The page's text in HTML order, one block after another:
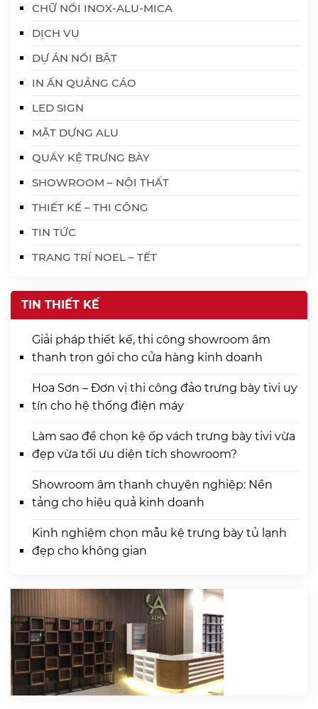
CHỮ NỔI INOX-ALU-MICA
DỊCH VỤ
DỰ ÁN NỔI BẬT
IN ẤN QUẢNG CÁO
LED SIGN
MẶT DỰNG ALU
QUẦY KỆ TRƯNG BÀY
SHOWROOM – NỘI THẤT
THIẾT KẾ – THI CÔNG
TIN TỨC
TRANG TRÍ NOEL – TẾT
TIN THIẾT KẾ
Giải pháp thiết kế, thi công showroom âm
thanh trọn gói cho cửa hàng kinh doanh
Hoa Sơn – Đơn vị thi công đảo trưng bày tivi uy
tín cho hệ thống điện máy
Làm sao để chọn kệ ốp vách trưng bày tivi vừa
đẹp vừa tối ưu diện tích showroom?
Showroom âm thanh chuyên nghiệp: Nền
tảng cho hiệu quả kinh doanh
Kinh nghiệm chọn mẫu kệ trưng bày tủ lạnh
đẹp cho không gian